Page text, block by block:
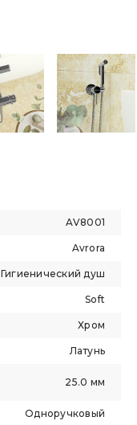
AV8001
Avrora
Гигиенический душ
Soft
Хром
Латунь
25.0 мм
Одноручковый